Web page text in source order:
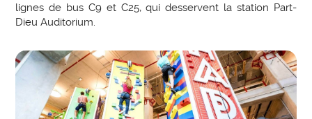
lignes de bus C9 et C25, qui desservent la station Part-
Dieu Auditorium.